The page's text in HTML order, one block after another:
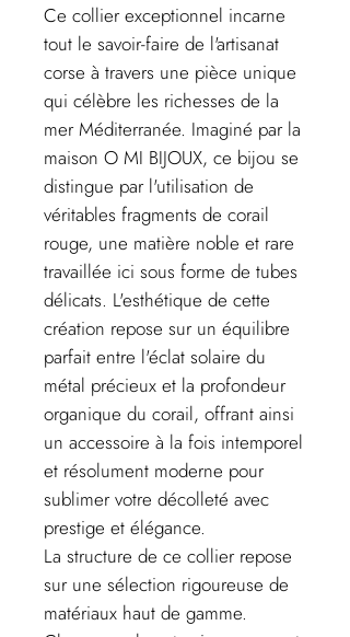
Ce collier exceptionnel incarne
tout le savoir-faire de l'artisanat
corse à travers une pièce unique
qui célèbre les richesses de la
mer Méditerranée. Imaginé par la
maison O MI BIJOUX, ce bijou se
distingue par l'utilisation de
véritables fragments de corail
rouge, une matière noble et rare
travaillée ici sous forme de tubes
délicats. L'esthétique de cette
création repose sur un équilibre
parfait entre l'éclat solaire du
métal précieux et la profondeur
organique du corail, offrant ainsi
un accessoire à la fois intemporel
et résolument moderne pour
sublimer votre décolleté avec
prestige et élégance.
La structure de ce collier repose
sur une sélection rigoureuse de
matériaux haut de gamme.